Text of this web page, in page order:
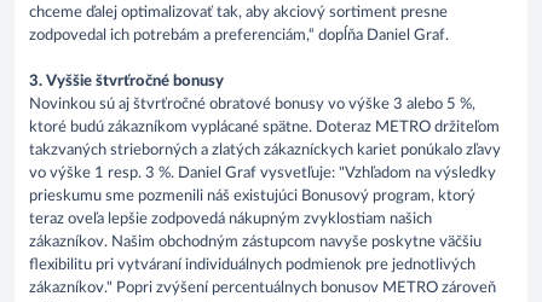
chceme ďalej optimalizovať tak, aby akciový sortiment presne
zodpovedal ich potrebám a preferenciám,“ dopĺňa Daniel Graf.
3. Vyššie štvrťročné bonusy
Novinkou sú aj štvrťročné obratové bonusy vo výške 3 alebo 5 %,
ktoré budú zákazníkom vyplácané spätne. Doteraz METRO držiteľom
takzvaných strieborných a zlatých zákazníckych kariet ponúkalo zľavy
vo výške 1 resp. 3 %. Daniel Graf vysvetľuje: "Vzhľadom na výsledky
prieskumu sme pozmenili náš existujúci Bonusový program, ktorý
teraz oveľa lepšie zodpovedá nákupným zvyklostiam našich
zákazníkov. Našim obchodným zástupcom navyše poskytne väčšiu
flexibilitu pri vytváraní individuálnych podmienok pre jednotlivých
zákazníkov." Popri zvýšení percentuálnych bonusov METRO zároveň